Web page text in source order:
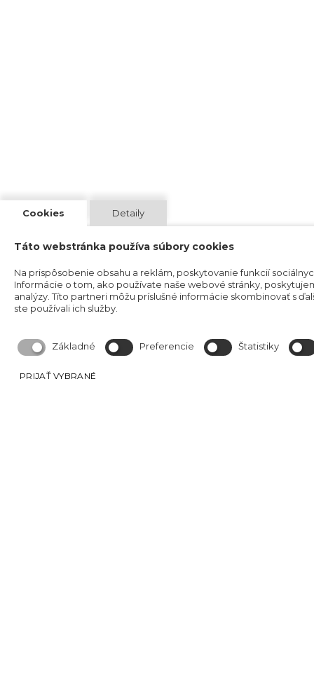
Cookies Detaily
Táto webstránka používa súbory cookies
Na prispôsobenie obsahu a reklám, poskytovanie funkcií
Informácie o tom, ako používate naše webové stránky,
analýzy. Títo partneri môžu príslušné informácie skombinovať s
ste používali ich služby.
Základné Preferencie Štatistiky
PRIJAŤ VYBRANÉ